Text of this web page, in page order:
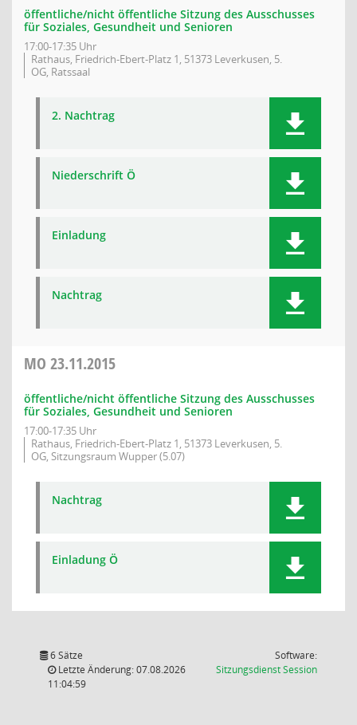
öffentliche/nicht öffentliche Sitzung des Ausschusses
für Soziales, Gesundheit und Senioren
17:00-17:35 Uhr
Rathaus, Friedrich-Ebert-Platz 1, 51373 Leverkusen, 5.
OG, Ratssaal
2. Nachtrag
Niederschrift Ö
Einladung
Nachtrag
MO 23.11.2015
öffentliche/nicht öffentliche Sitzung des Ausschusses
für Soziales, Gesundheit und Senioren
17:00-17:35 Uhr
Rathaus, Friedrich-Ebert-Platz 1, 51373 Leverkusen, 5.
OG, Sitzungsraum Wupper (5.07)
Nachtrag
Einladung Ö
6 Sätze
Letzte Änderung: 07.08.2026
11:04:59
Software:
SitzungsdienstSession(Wird in